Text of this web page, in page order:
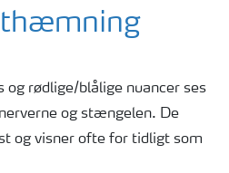
rødlige/blålige nuancer ses
og stængelen. De
og visner ofte for tidligt som